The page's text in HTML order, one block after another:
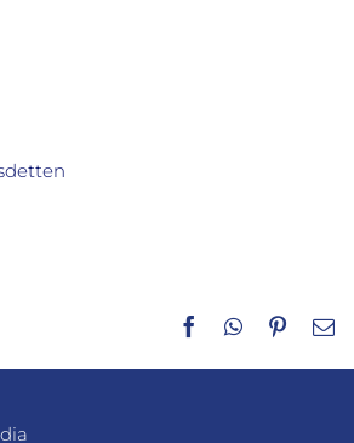
Facebook
WhatsApp
Pinterest
E-